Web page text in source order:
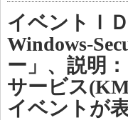
イベントＩ
Windows-
ー」、説明
サービス
イベントが